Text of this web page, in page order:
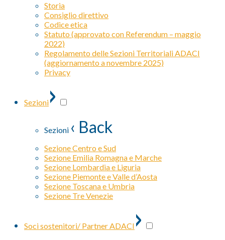
Storia
Consiglio direttivo
Codice etica
Statuto (approvato con Referendum – maggio
2022)
Regolamento delle Sezioni Territoriali ADACI
(aggiornamento a novembre 2025)
Privacy
Sezioni›
Sezioni ‹ Back
Sezione Centro e Sud
Sezione Emilia Romagna e Marche
Sezione Lombardia e Liguria
Sezione Piemonte e Valle d’Aosta
Sezione Toscana e Umbria
Sezione Tre Venezie
Soci sostenitori/ Partner ADACI ›